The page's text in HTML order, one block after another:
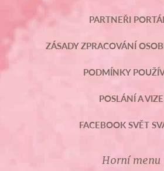
PARTNEŘI
ZÁSADY ZPRACOVÁNÍ
PODMÍNKY
POSLÁNÍ A VIZE
FACEBOOK SVĚT
Horní menu